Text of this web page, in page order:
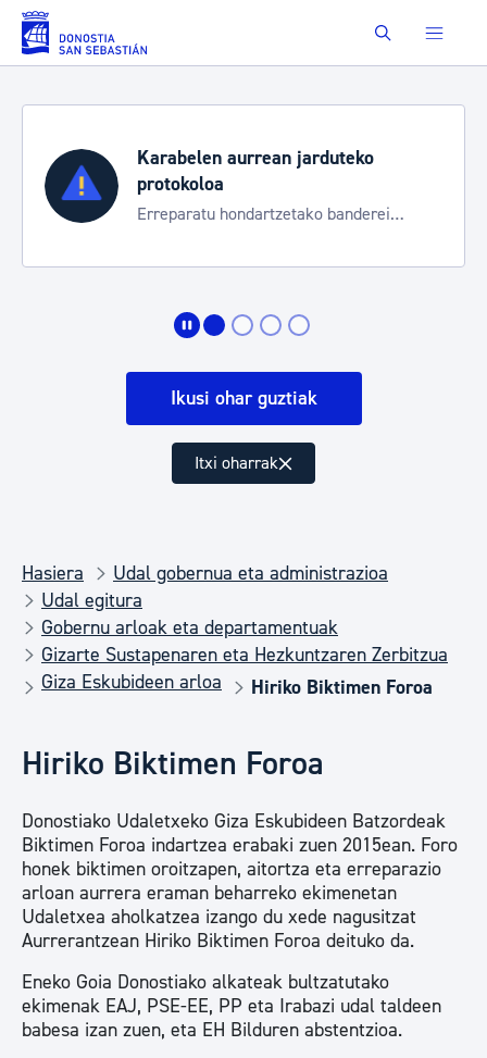
Eduki nagusira joan Buscar
Karabelen aurrean jarduteko
protokoloa
Erreparatu hondartzetako banderei
Ikusi ohar guztiak
Itxi oharrak
Hasiera
Udal gobernua eta administrazioa
Udal egitura
Gobernu arloak eta departamentuak
Gizarte Sustapenaren eta Hezkuntzaren Zerbitzua
Giza Eskubideen arloa
Hiriko Biktimen Foroa
Hiriko Biktimen Foroa
Donostiako Udaletxeko Giza Eskubideen Batzordeak
Biktimen Foroa indartzea erabaki zuen 2015ean. Foro
honek biktimen oroitzapen, aitortza eta erreparazio
arloan aurrera eraman beharreko ekimenetan
Udaletxea aholkatzea izango du xede nagusitzat
Aurrerantzean Hiriko Biktimen Foroa deituko da.
Eneko Goia Donostiako alkateak bultzatutako
ekimenak EAJ, PSE-EE, PP eta Irabazi udal taldeen
babesa izan zuen, eta EH Bilduren abstentzioa.